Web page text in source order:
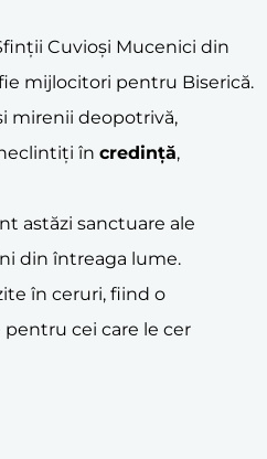
Cuvioși Mucenici din
mijlocitori pentru Biserică.
mirenii deopotrivă,
în credință,
astăzi sanctuare ale
din întreaga lume.
în ceruri, fiind o
pentru cei care le cer